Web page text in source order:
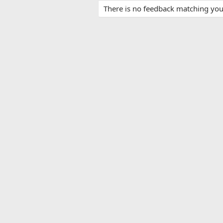
There is no feedback matching